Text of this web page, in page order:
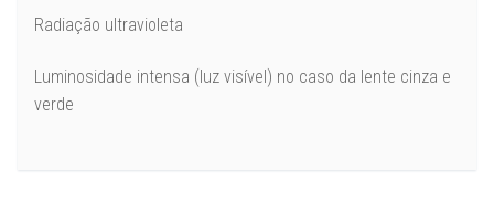
Radiação ultravioleta
Luminosidade intensa (luz visível) no caso da lente cinza e
verde